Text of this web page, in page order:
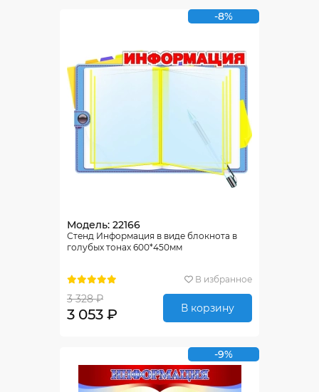
-8%
Модель: 22166
Стенд Информация в виде блокнота в
голубых тонах 600*450мм
В избранное
3 328 ₽
3 053 ₽ В корзину
-9%